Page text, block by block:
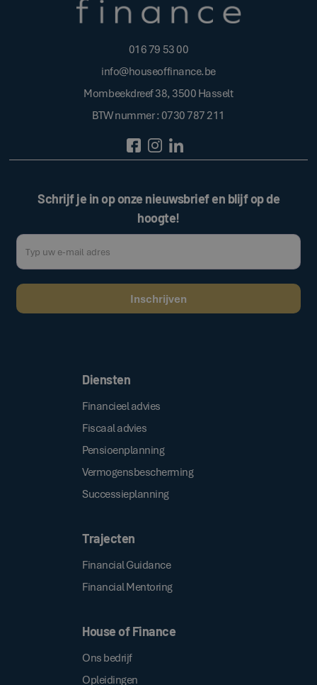
016 79 53 00
info@houseoffinance.be
Mombeekdreef 38, 3500 Hasselt
BTW nummer : 0730 787 211
Schrijf je in op onze nieuwsbrief en blijf op de
hoogte!
Diensten
Financieel advies
Fiscaal advies
Pensioenplanning
Vermogensbescherming
Successieplanning
Trajecten
Financial Guidance
Financial Mentoring
House of Finance
Ons bedrijf
Opleidingen